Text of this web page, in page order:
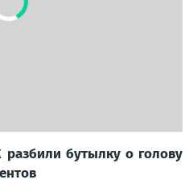
разбили бутылку о голову